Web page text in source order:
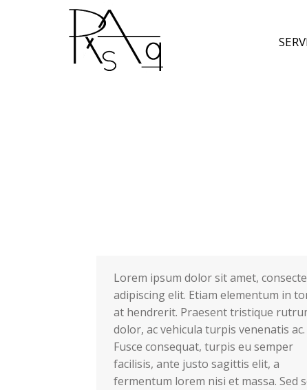
Lorem ipsum dolor sit amet,
adipiscing elit. Etiam elementum in
at hendrerit. Praesent tristique
dolor, ac vehicula turpis venenatis ac.
Fusce consequat, turpis eu semper
facilisis, ante justo sagittis elit, a
fermentum lorem nisi et massa. Sed